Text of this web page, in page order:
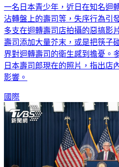
一名日本青少年，近日在知名迴
沾轉盤上的壽司等，失序行為引
多支在迴轉壽司店拍攝的惡搞影
壽司添加大量芥末，或是把筷子
界對迴轉壽司的衛生感到擔憂。
日本壽司郎現在的照片，指出店
影響。
國際